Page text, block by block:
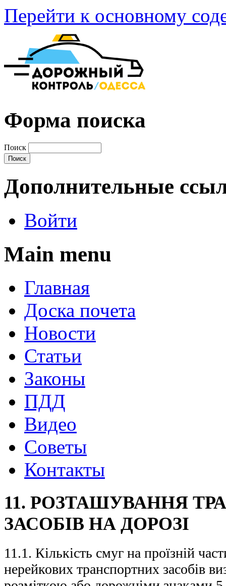
Перейти к основному
Форма поиска
Поиск
Дополнительные
Войти
Main menu
Главная
Доска почета
Новости
Статьи
Законы
ПДД
Видео
Советы
Контакты
11. РОЗТАШУВАННЯ
ЗАСОБІВ НА ДОРОЗІ
11.1. Кількість смуг на проїзній
нерейкових транспортних засобів